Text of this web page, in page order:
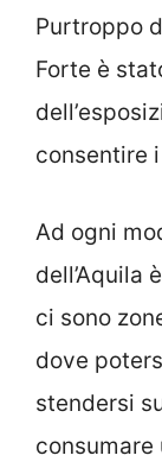
Purtroppo
Forte è
consentire
Ad ogni
dell’Aquila
ci sono
dove
stendersi